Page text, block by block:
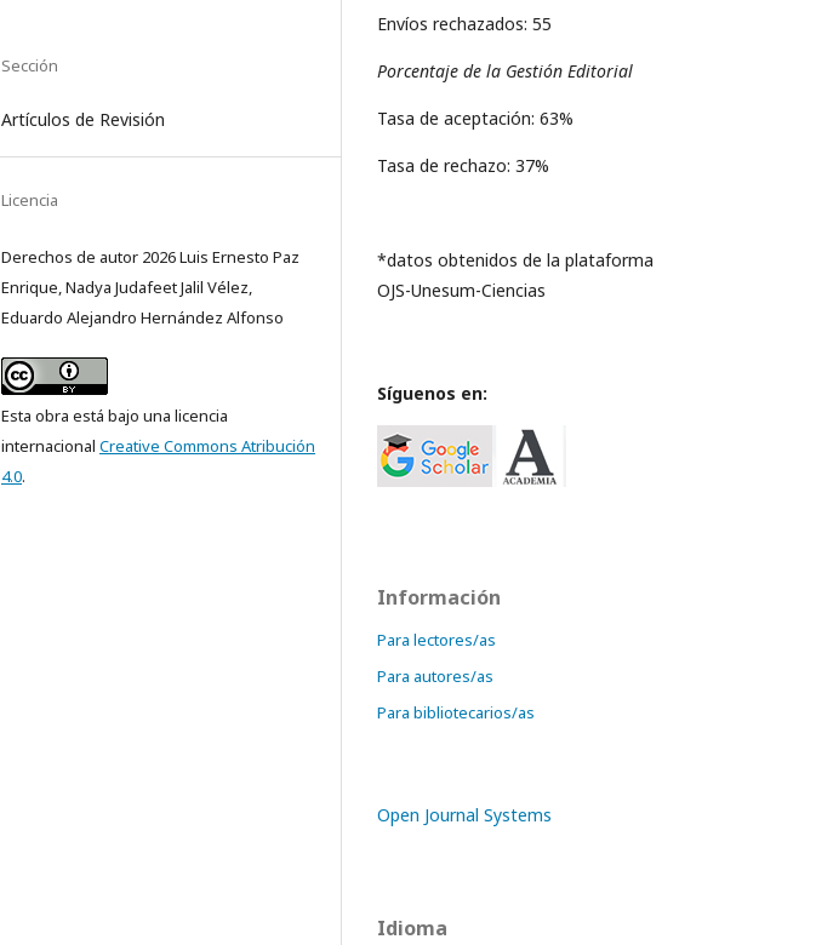
Sección
Artículos de Revisión
Licencia
Derechos de autor 2026 Luis Ernesto Paz
Enrique, Nadya Judafeet Jalil Vélez,
Eduardo Alejandro Hernández Alfonso
Esta obra está bajo una licencia
internacional Creative Commons Atribución
4.0.
Envíos rechazados: 55
Porcentaje de la Gestión Editorial
Tasa de aceptación: 63%
Tasa de rechazo: 37%
*datos obtenidos de la plataforma
OJS-Unesum-Ciencias
Síguenos en:
Información
Para lectores/as
Para autores/as
Para bibliotecarios/as
Open Journal Systems
Idioma